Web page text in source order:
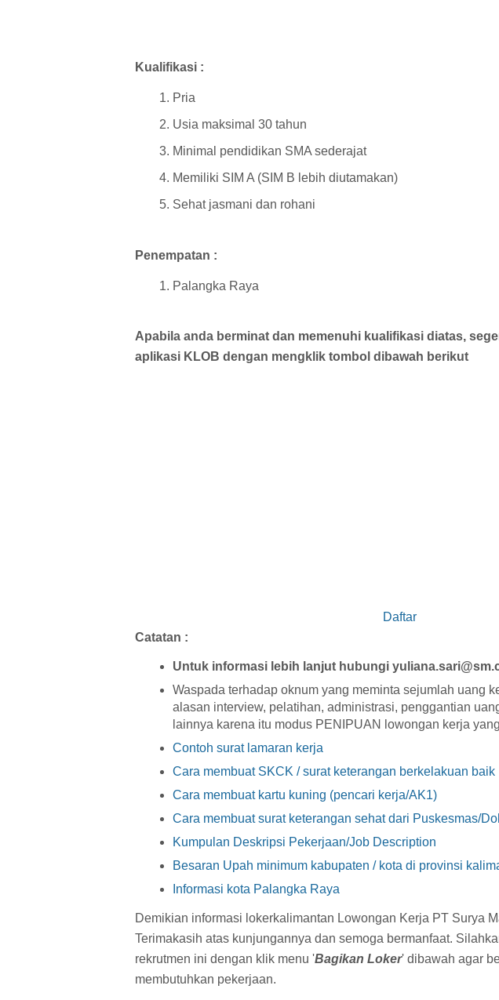
Kualifikasi :
Pria
Usia maksimal 30 tahun
Minimal pendidikan SMA sederajat
Memiliki SIM A (SIM B lebih diutamakan)
Sehat jasmani dan rohani
Penempatan :
Palangka Raya
Apabila anda berminat dan memenuhi kualifikasi diatas,
aplikasi KLOB dengan mengklik tombol dibawah berikut
Daftar
Catatan :
Untuk informasi lebih lanjut hubungi
Waspada terhadap oknum yang meminta sejumlah uang
alasan interview, pelatihan, administrasi, penggantian
lainnya karena itu modus PENIPUAN lowongan kerja
Contoh surat lamaran kerja
Cara membuat SKCK / surat keterangan berkelakuan baik
Cara membuat kartu kuning (pencari kerja/AK1)
Cara membuat surat keterangan sehat dari Puskesmas/
Kumpulan Deskripsi Pekerjaan/Job Description
Besaran Upah minimum kabupaten / kota di provinsi
Informasi kota Palangka Raya
Demikian informasi lokerkalimantan Lowongan Kerja PT Surya
Terimakasih atas kunjungannya dan semoga bermanfaat.
rekrutmen ini dengan klik menu 'Bagikan Loker' dibawah agar
membutuhkan pekerjaan.